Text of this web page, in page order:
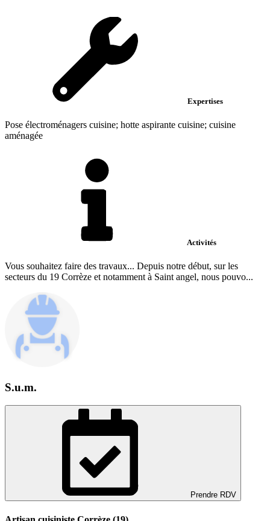
Expertises
Pose électroménagers cuisine; hotte aspirante cuisine; cuisine
aménagée
Activités
Vous souhaitez faire des travaux... Depuis notre début, sur les
secteurs du 19 Corrèze et notamment à Saint angel, nous pouvo...
S.u.m.
Prendre RDV